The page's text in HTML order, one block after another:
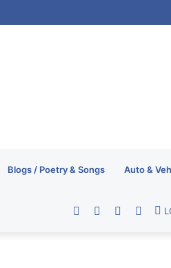
Blogs / Poetry & Songs Auto &
RSS
YouTube
Twitter
Facebook